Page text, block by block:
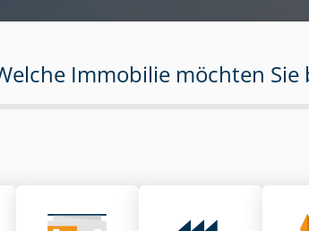
Immobilie möchten Sie